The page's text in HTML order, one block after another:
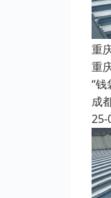
重
重
“
成
25-